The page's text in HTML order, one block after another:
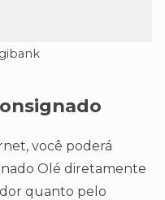
você poderá
Olé diretamente
quanto pelo